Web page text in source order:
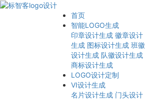
首页
智能LOGO生成
印章设计生成 徽章设计
生成 图标设计生成 班徽
设计生成 队徽设计生成
商标设计生成
LOGO设计定制
VI设计生成
名片设计生成 门头设计